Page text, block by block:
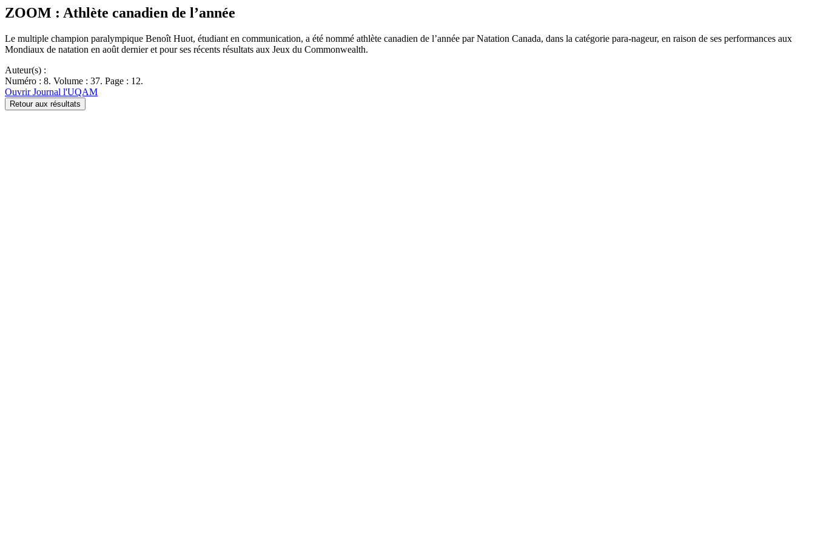
ZOOM : Athlète canadien de l’année
Le multiple champion paralympique Benoît Huot, étudiant en communication, a été nommé athlète canadien de l’année par Natation Canada, dans la catégorie para-nageur, en raison de ses performances aux
Mondiaux de natation en août dernier et pour ses récents résultats aux Jeux du Commonwealth.
Auteur(s) :
Numéro : 8. Volume : 37. Page : 12.
Ouvrir Journal l'UQAM
Retour aux résultats